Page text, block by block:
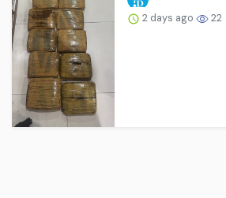
2 days ago 22